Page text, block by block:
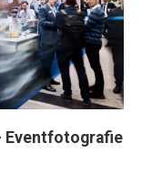
Eventfotografie